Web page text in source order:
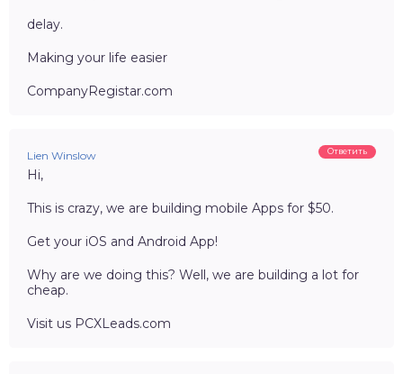
delay.
Making your life easier
CompanyRegistar.com
Lien Winslow Ответить
Hi,
This is crazy, we are building mobile Apps for $50.
Get your iOS and Android App!
Why are we doing this? Well, we are building a lot for
cheap.
Visit us PCXLeads.com